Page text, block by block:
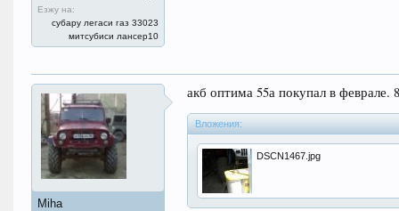
Езжу на:
субару легаси газ 33023
митсубиси лансер10
Miha
акб оптима 55а покупал в феврале.
Вложения:
DSCN1467.jpg